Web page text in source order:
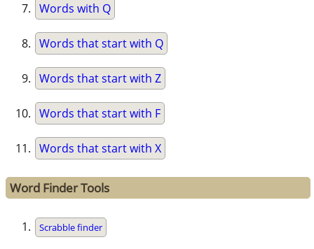
Words with Q
Words that start with Q
Words that start with Z
Words that start with F
Words that start with X
Word Finder Tools
Scrabble finder